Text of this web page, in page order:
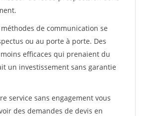
de communication se
ou au porte à porte. Des
efficaces qui prenaient du
un investissement sans garantie
service sans engagement vous
des demandes de devis en